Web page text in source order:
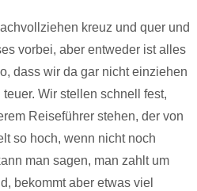
kreuz und quer und
vorbei, aber entweder ist alles
dass wir da gar nicht einziehen
Wir stellen schnell fest,
Reiseführer stehen, der von
so hoch, wenn nicht noch
man sagen, man zahlt um
bekommt aber etwas viel